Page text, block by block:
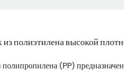
полиэтилена высокой
(PP)